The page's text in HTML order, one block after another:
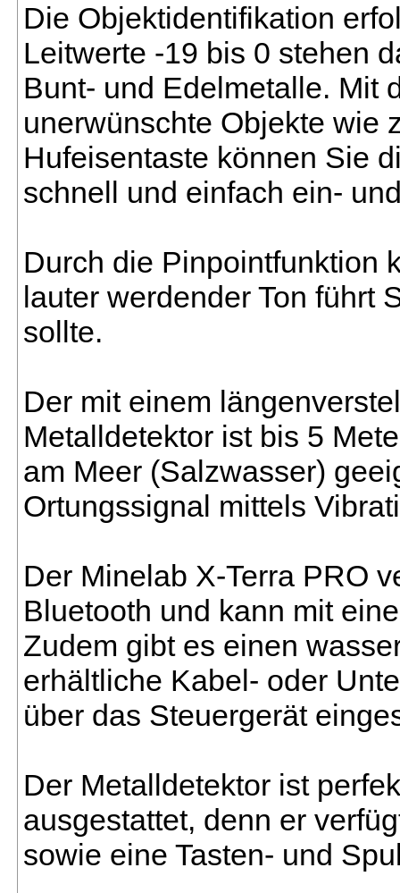
Die Objektidentifikation
Leitwerte -19 bis 0 stehen
Bunt- und Edelmetalle. Mit
unerwünschte Objekte wie
Hufeisentaste können Sie
schnell und einfach ein-
Durch die Pinpointfunktion
lauter werdender Ton führt
sollte.
Der mit einem
Metalldetektor ist bis 5
am Meer (Salzwasser)
Ortungssignal mittels
Der Minelab X-Terra PRO
Bluetooth und kann mit
Zudem gibt es einen
erhältliche Kabel- oder
über das Steuergerät
Der Metalldetektor ist
ausgestattet, denn er
sowie eine Tasten- und